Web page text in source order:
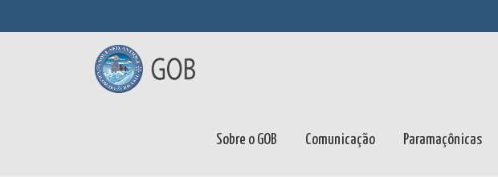
Sobre o GOB Comunicação Paramaçônicas